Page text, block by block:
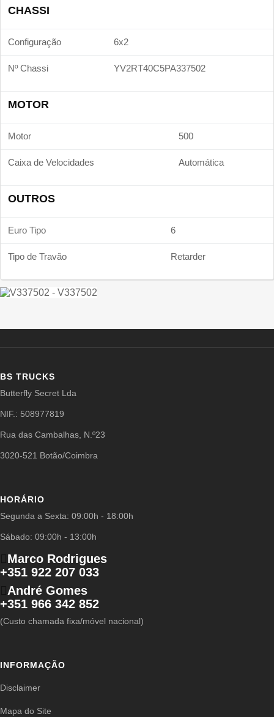
CHASSI
Configuração 6x2
Nº Chassi YV2RT40C5PA337502
MOTOR
Motor 500
Caixa de Velocidades Automática
OUTROS
Euro Tipo 6
Tipo de Travão Retarder
BS TRUCKS
Butterfly Secret Lda
NIF.: 508977819
Rua das Cambalhas, N.º23
3020-521 Botão/Coimbra
HORÁRIO
Segunda a Sexta: 09:00h - 18:00h
Sábado: 09:00h - 13:00h
Marco Rodrigues
+351 922 207 033
André Gomes
+351 966 342 852
(Custo chamada fixa/móvel nacional)
INFORMAÇÃO
Disclaimer
Mapa do Site